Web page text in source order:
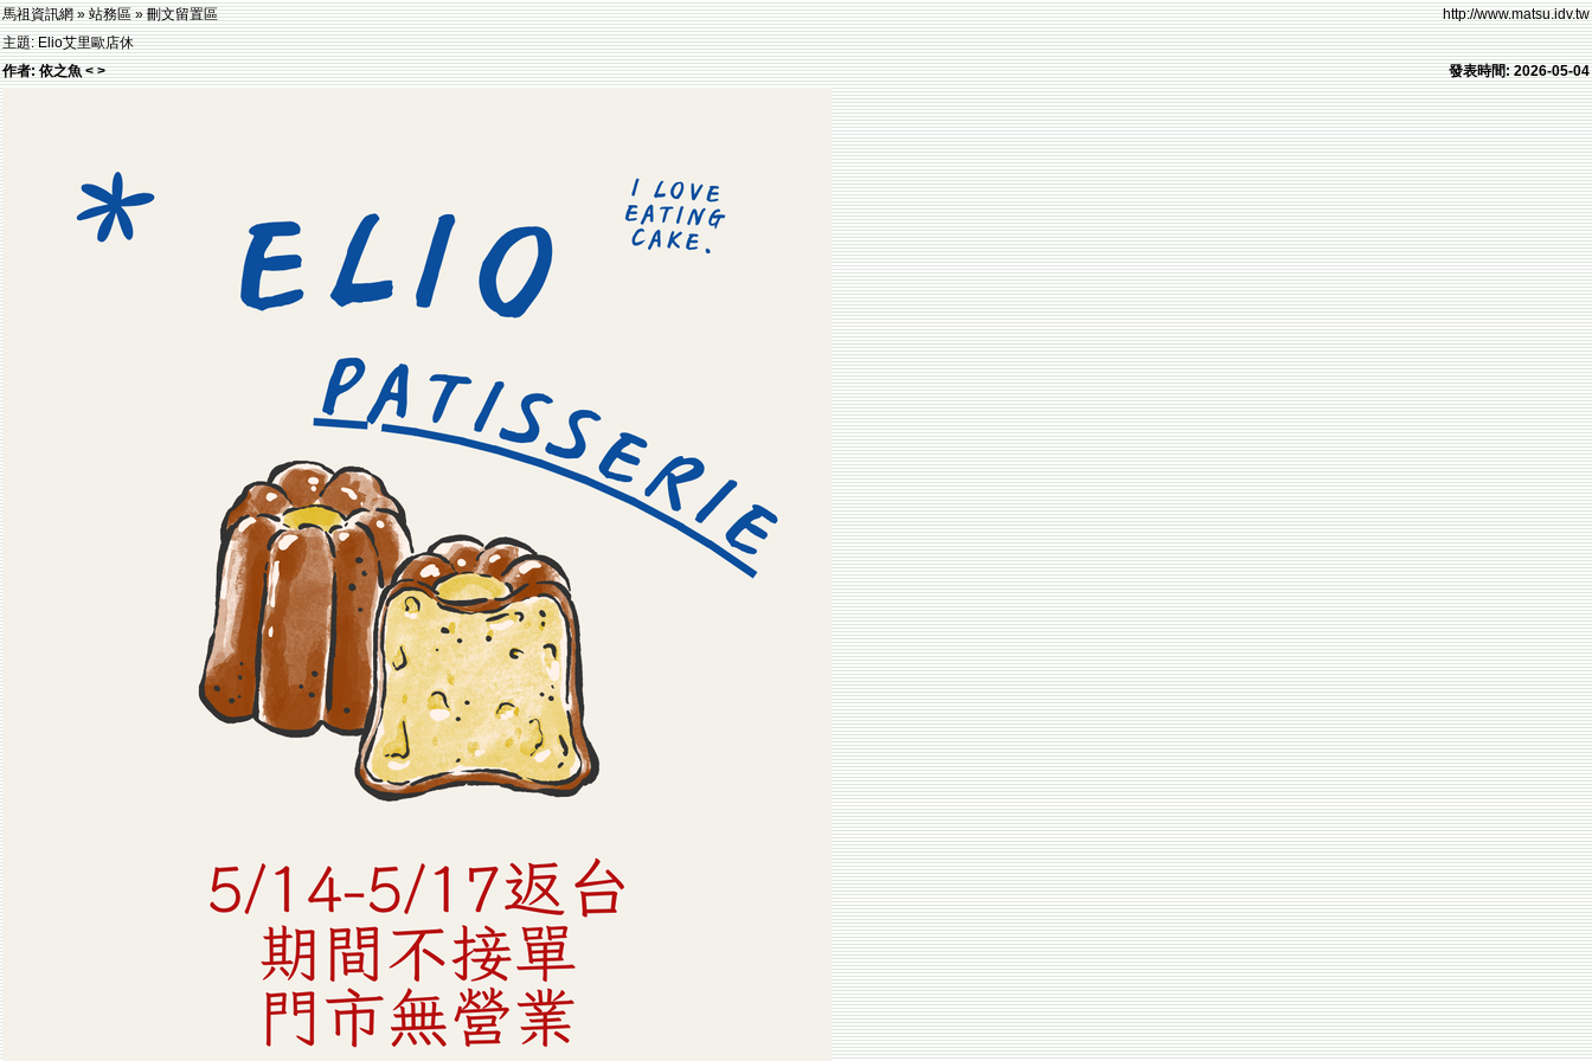
馬祖資訊網 » 站務區 » 刪文留置區
http://www.matsu.idv.tw
主題: Elio艾里歐店休
作者: 依之魚 < >
發表時間: 2026-05-04